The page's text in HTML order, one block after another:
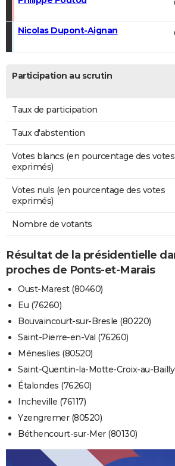
Nicolas Dupont-Aignan
Participation au scrutin
Taux de participation
Taux d'abstention
Votes blancs (en pourcentage des votes
exprimés)
Votes nuls (en pourcentage des votes
exprimés)
Nombre de votants
Résultat de la présidentielle
proches de Ponts-et-Marais
Oust-Marest (80460)
Eu (76260)
Bouvaincourt-sur-Bresle (80220)
Saint-Pierre-en-Val (76260)
Méneslies (80520)
Saint-Quentin-la-Motte-Croix-au-
Étalondes (76260)
Incheville (76117)
Yzengremer (80520)
Béthencourt-sur-Mer (80130)